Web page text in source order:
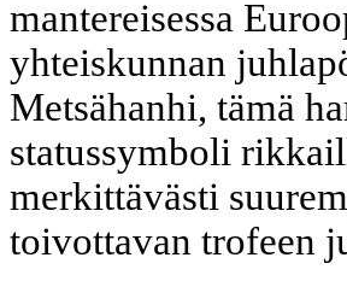
mantereisessa
yhteiskunnan
Metsähanhi, tämä
statussymboli
merkittävästi
toivottavan trofeen